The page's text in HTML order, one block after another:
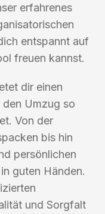
erfahrenes
entspannt auf
freuen kannst.
dir einen
Umzug so
Von der
bis hin
persönlichen
guten Händen.
und Sorgfalt